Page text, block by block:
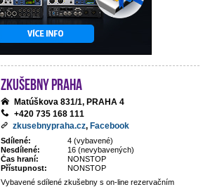
Zkušebny Praha
Matúškova 831/1, PRAHA 4
+420 735 168 111
zkusebnypraha.cz, Facebook
Sdílené:
4 (vybavené)
Nesdílené:
16 (nevybavených)
Čas hraní:
NONSTOP
Přístupnost:
NONSTOP
Vybavené sdílené zkušebny s on-line rezervačním